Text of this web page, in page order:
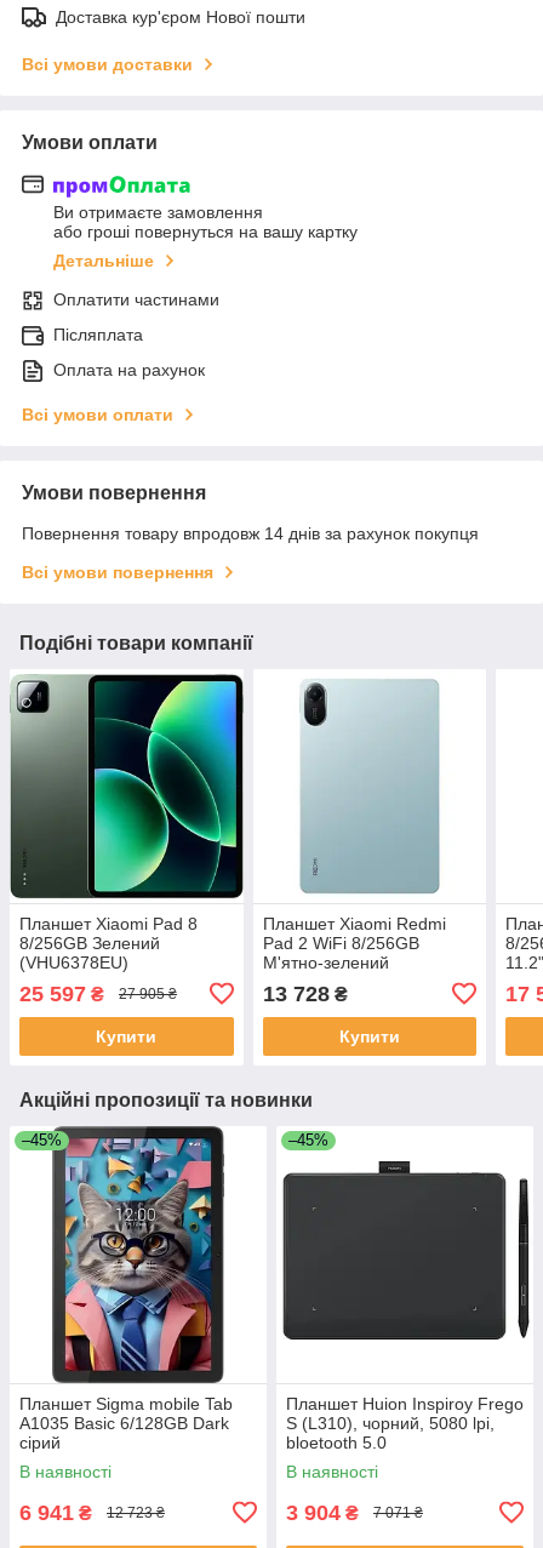
Доставка кур'єром Нової пошти
Всі умови доставки
Умови оплати
Ви отримаєте замовлення
або гроші повернуться на вашу картку
Детальніше
Оплатити частинами
Післяплата
Оплата на рахунок
Всі умови оплати
Умови повернення
Повернення товару впродовж 14 днів за рахунок покупця
Всі умови повернення
Подібні товари компанії
Планшет Xiaomi Pad 8
8/256GB Зелений
(VHU6378EU)
25 597 ₴ 27 905 ₴
Купити
Планшет Xiaomi Redmi
Pad 2 WiFi 8/256GB
М'ятно-зелений
13 728₴
Купити
8/
17
Акційні пропозиції та новинки
–45%
Планшет Sigma mobile Tab
A1035 Basic 6/128GB Dark
сірий
В наявності
6 941 ₴ 12 723 ₴
–45%
Планшет Huion Inspiroy Frego
S (L310), чорний, 5080 lpi,
bloetooth 5.0
В наявності
3 904 ₴ 7 071 ₴